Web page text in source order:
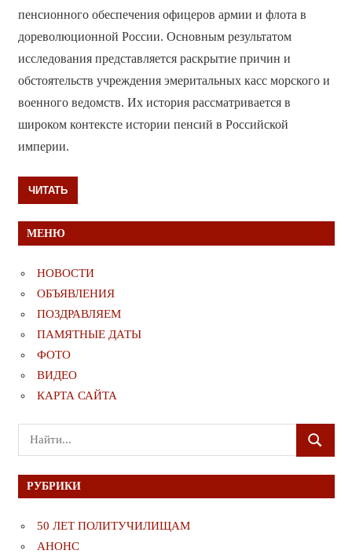
пенсионного обеспечения офицеров армии и флота в
дореволюционной России. Основным результатом
исследования представляется раскрытие причин и
обстоятельств учреждения эмеритальных касс морского и
военного ведомств. Их история рассматривается в
широком контексте истории пенсий в Российской
империи.
ЧИТАТЬ
МЕНЮ
НОВОСТИ
ОБЪЯВЛЕНИЯ
ПОЗДРАВЛЯЕМ
ПАМЯТНЫЕ ДАТЫ
ФОТО
ВИДЕО
КАРТА САЙТА
Поиск
для:
ПОИСК
РУБРИКИ
50 ЛЕТ ПОЛИТУЧИЛИЩАМ
АНОНС